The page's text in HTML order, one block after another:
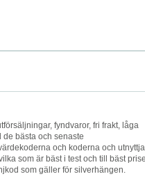
fyndvaror, fri frakt, låga
bästa och senaste
och koderna och utnyttja
som är bäst i test och till bäst
som gäller för silverhängen.